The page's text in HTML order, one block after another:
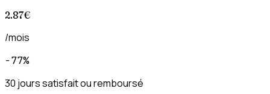
2.87€
/mois
−77%
30 jours satisfait ou remboursé